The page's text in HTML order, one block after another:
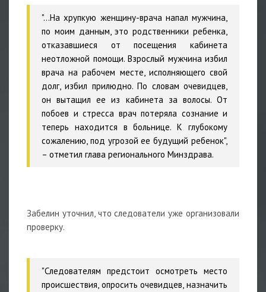
"...На хрупкую женщину-врача напал мужчина,
по моим данным, это родственники ребенка,
отказавшиеся от посещения кабинета
неотложной помощи. Взрослый мужчина избил
врача на рабочем месте, исполняющего свой
долг, избил прилюдно. По словам очевидцев,
он вытащил ее из кабинета за волосы. От
побоев и стресса врач потеряла сознание и
теперь находится в больнице. К глубокому
сожалению, под угрозой ее будущий ребенок",
– отметил глава регионального Минздрава.
Забелин уточнил, что следователи уже организовали
проверку.
"Следователям предстоит осмотреть место
происшествия, опросить очевидцев, назначить